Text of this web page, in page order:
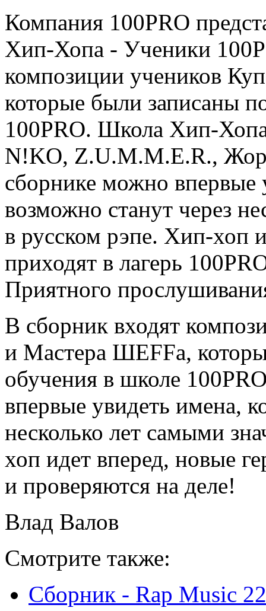
Компания 100PRO
Хип-Хопа - Ученики
композиции учеников
которые были записаны
100PRO. Школа Хип-
N!KO, Z.U.M.M.E.R.,
сборнике можно впервые
возможно станут через
в русском рэпе. Хип-хоп
приходят в лагерь
Приятного
В сборник входят
и Мастера ШЕFFа,
обучения в школе
впервые увидеть имена,
несколько лет самыми
хоп идет вперед, новые
и проверяются на деле!
Влад Валов
Смотрите также:
Сборник - Rap Music